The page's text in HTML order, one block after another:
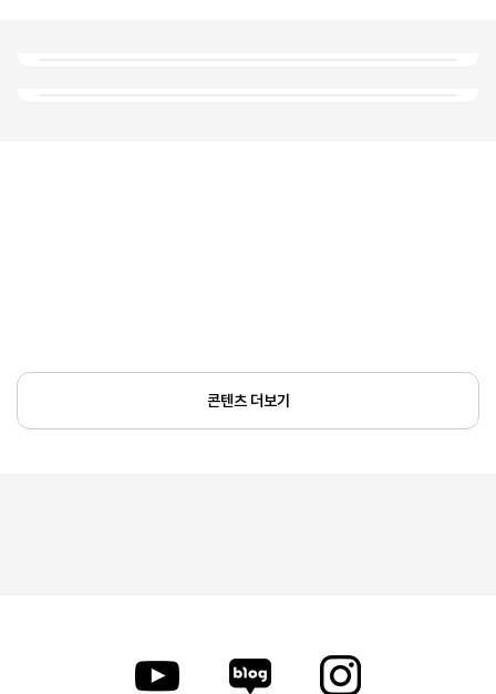
콘텐츠 더보기